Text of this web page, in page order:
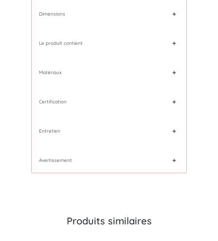
Dimensions
Le produit contient
Matériaux
Certification
Entretien
Avertissement
Produits similaires